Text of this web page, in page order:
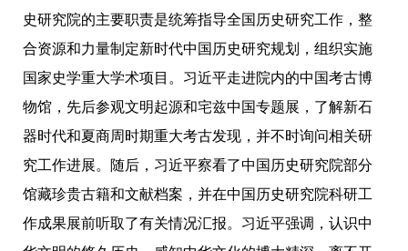
史研究院的主要职责是统筹指导全国历史研究工作，整
合资源和力量制定新时代中国历史研究规划，组织实施
国家史学重大学术项目。习近平走进院内的中国考古博
物馆，先后参观文明起源和宅兹中国专题展，了解新石
器时代和夏商周时期重大考古发现，并不时询问相关研
究工作进展。随后，习近平察看了中国历史研究院部分
馆藏珍贵古籍和文献档案，并在中国历史研究院科研工
作成果展前听取了有关情况汇报。习近平强调，认识中